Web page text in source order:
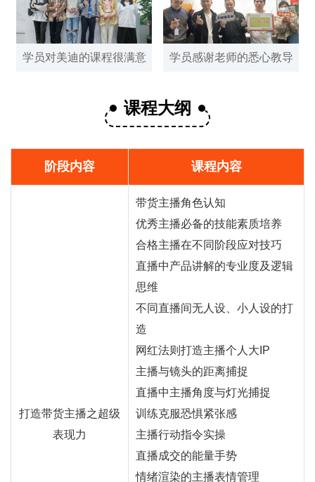
学员对美迪的课程很满意 学员感谢老师的悉心教导
课程大纲
阶段内容 课程内容
打造带货主播之超级
表现力
带货主播角色认知
优秀主播必备的技能素质培养
合格主播在不同阶段应对技巧
直播中产品讲解的专业度及逻辑
思维
不同直播间无人设、小人设的打
造
网红法则打造主播个人大IP
主播与镜头的距离捕捉
直播中主播角度与灯光捕捉
训练克服恐惧紧张感
主播行动指令实操
直播成交的能量手势
情绪渲染的主播表情管理